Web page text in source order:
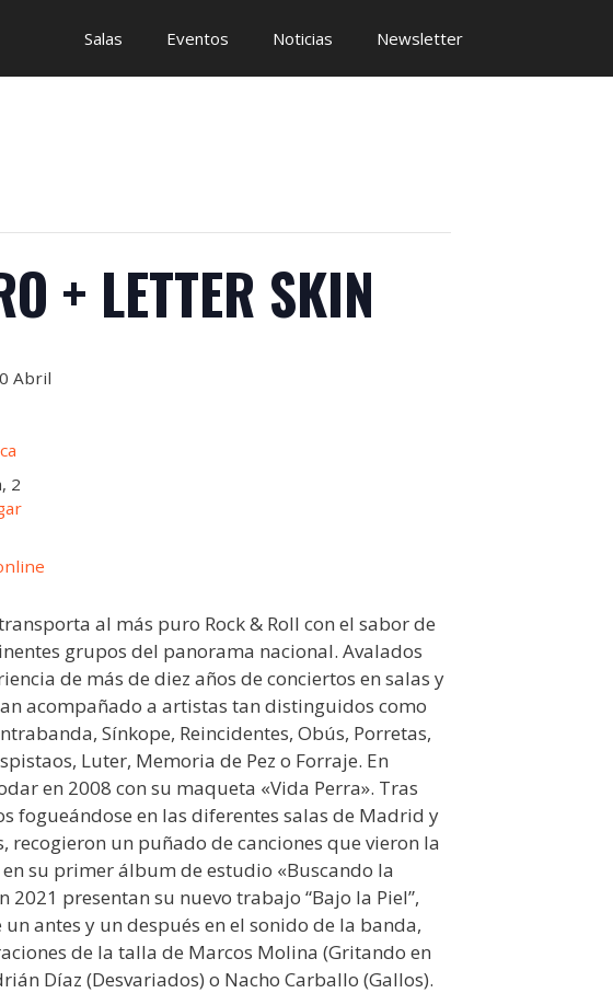
Salas Eventos Noticias Newsletter
+ LETTER SKIN
Abril
2
al más puro Rock & Roll con el sabor de
grupos del panorama nacional. Avalados
de más de diez años de conciertos en salas y
acompañado a artistas tan distinguidos como
Sínkope, Reincidentes, Obús, Porretas,
Luter, Memoria de Pez o Forraje. En
en 2008 con su maqueta «Vida Perra». Tras
fogueándose en las diferentes salas de Madrid y
recogieron un puñado de canciones que vieron la
su primer álbum de estudio «Buscando la
2021 presentan su nuevo trabajo “Bajo la Piel”,
antes y un después en el sonido de la banda,
de la talla de Marcos Molina (Gritando en
Díaz (Desvariados) o Nacho Carballo (Gallos).